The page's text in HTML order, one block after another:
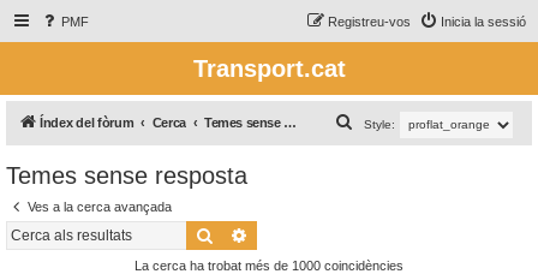
PMF Inicia la sessió
Registreu-vos
Transport.cat
Índex del fòrum Cerca Temes sense resposta Style:
e
Temes sense resposta
Ves a la cerca avançada
Cerca
La cerca ha trobat més de 1000 coincidències